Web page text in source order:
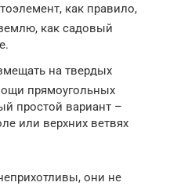
как правило,
как садовый
на твердых
прямоугольных
простой вариант –
или верхних ветвях
они не